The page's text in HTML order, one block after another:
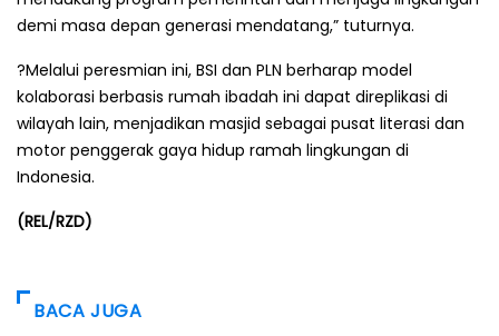
demi masa depan generasi mendatang,” tuturnya.
?Melalui peresmian ini, BSI dan PLN berharap model
kolaborasi berbasis rumah ibadah ini dapat direplikasi di
wilayah lain, menjadikan masjid sebagai pusat literasi dan
motor penggerak gaya hidup ramah lingkungan di
Indonesia.
(REL/RZD)
BACA JUGA